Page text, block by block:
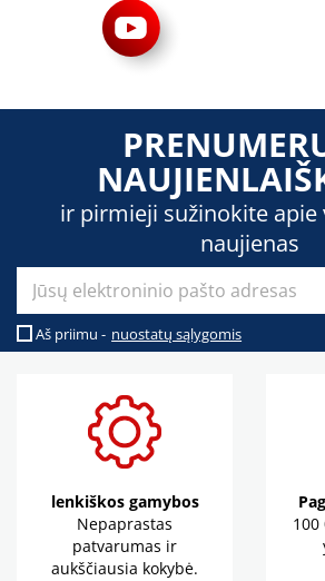
ir pirmieji sužinokite apie
naujienas
Aš priimu - nuostatų sąlygomis
lenkiškos gamybos
Nepaprastas
patvarumas ir
aukščiausia kokybė.
100